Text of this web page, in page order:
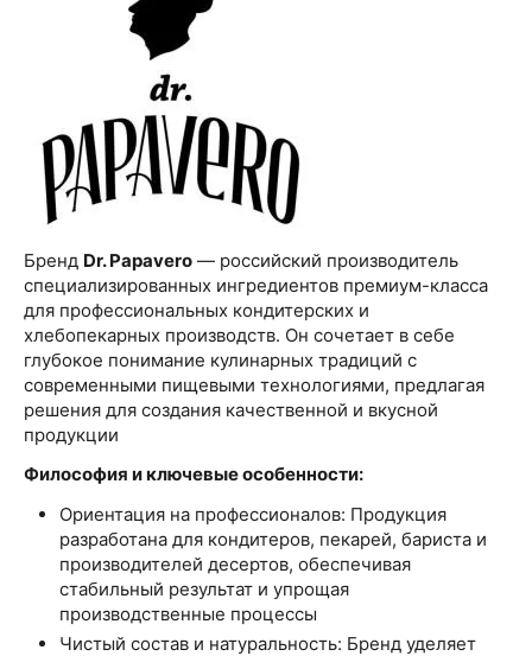
Бренд Dr. Papavero — российский производитель
специализированных ингредиентов премиум-класса
для профессиональных кондитерских и
хлебопекарных производств. Он сочетает в себе
глубокое понимание кулинарных традиций с
современными пищевыми технологиями, предлагая
решения для создания качественной и вкусной
продукции
Философия и ключевые особенности:
Ориентация на профессионалов: Продукция
разработана для кондитеров, пекарей, бариста и
производителей десертов, обеспечивая
стабильный результат и упрощая
производственные процессы
Чистый состав и натуральность: Бренд уделяет